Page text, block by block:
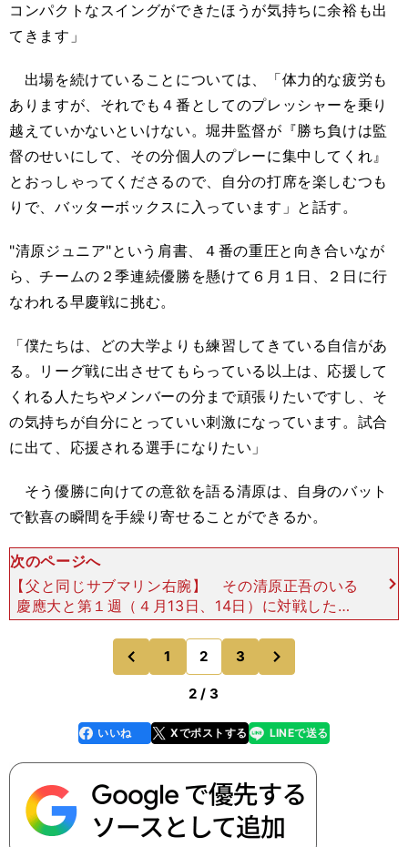
コンパクトなスイングができたほうが気持ちに余裕も出
てきます」
出場を続けていることについては、「体力的な疲労も
ありますが、それでも４番としてのプレッシャーを乗り
越えていかないといけない。堀井監督が『勝ち負けは監
督のせいにして、その分個人のプレーに集中してくれ』
とおっしゃってくださるので、自分の打席を楽しむつも
りで、バッターボックスに入っています」と話す。
"清原ジュニア"という肩書、４番の重圧と向き合いなが
ら、チームの２季連続優勝を懸けて６月１日、２日に行
なわれる早慶戦に挑む。
「僕たちは、どの大学よりも練習してきている自信があ
る。リーグ戦に出させてもらっている以上は、応援して
くれる人たちやメンバーの分まで頑張りたいですし、そ
の気持ちが自分にとっていい刺激になっています。試合
に出て、応援される選手になりたい」
そう優勝に向けての意欲を語る清原は、自身のバット
で歓喜の瞬間を手繰り寄せることができるか。
次のページへ
【父と同じサブマリン右腕】 その清原正吾のいる
慶應大と第１週（４月13日、14日）に対戦した東
大野球部の投手で、試合前には「もし清原選手と対
戦して打たれてしまったら、確実にネットでバズっ
てしまうので
前
のページへ
1 2 3
2 / 3
faceboo
k
いいね Xでポストする
line LINEで送る